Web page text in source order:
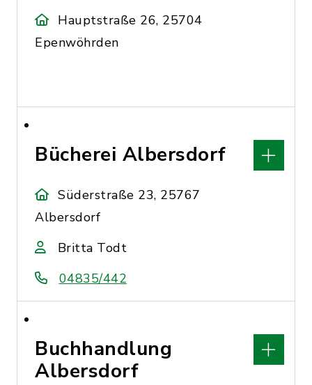
Hauptstraße 26, 25704
Epenwöhrden
Bücherei Albersdorf
Süderstraße 23, 25767
Albersdorf
Britta Todt
04835/442
Buchhandlung
Albersdorf